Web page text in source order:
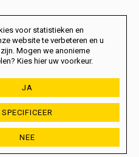
voor statistieken en
website te verbeteren en u
Mogen we anonieme
Kies hier uw voorkeur.
JA
SPECIFICEER
NEE